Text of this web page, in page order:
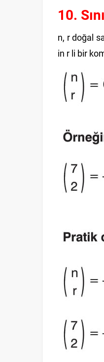
10.
n, r doğal
in r li bir